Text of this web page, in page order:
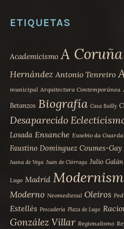
ETIQUETAS
Academicismo A Coruña
Hernández Antonio Tenreiro
municipal Arquitectura Contemporánea
Betanzos Biografía Casa Bailly
Desaparecido
Losada Ensanche Eusebio da Guarda
Faustino Domínguez Coumes-Gay
Juana de Vega Juan de Ciórraga Julio Galán
Lugo Madrid
Moderno Neomedieval Oleiros
Estellés Pescadería Plaza de Lugo
González Villar Regionalismo